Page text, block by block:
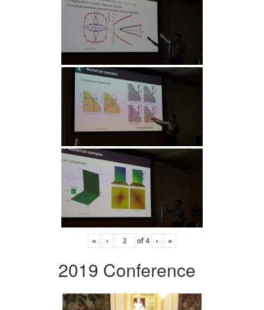
« ‹ of4 › »
2019 Conference